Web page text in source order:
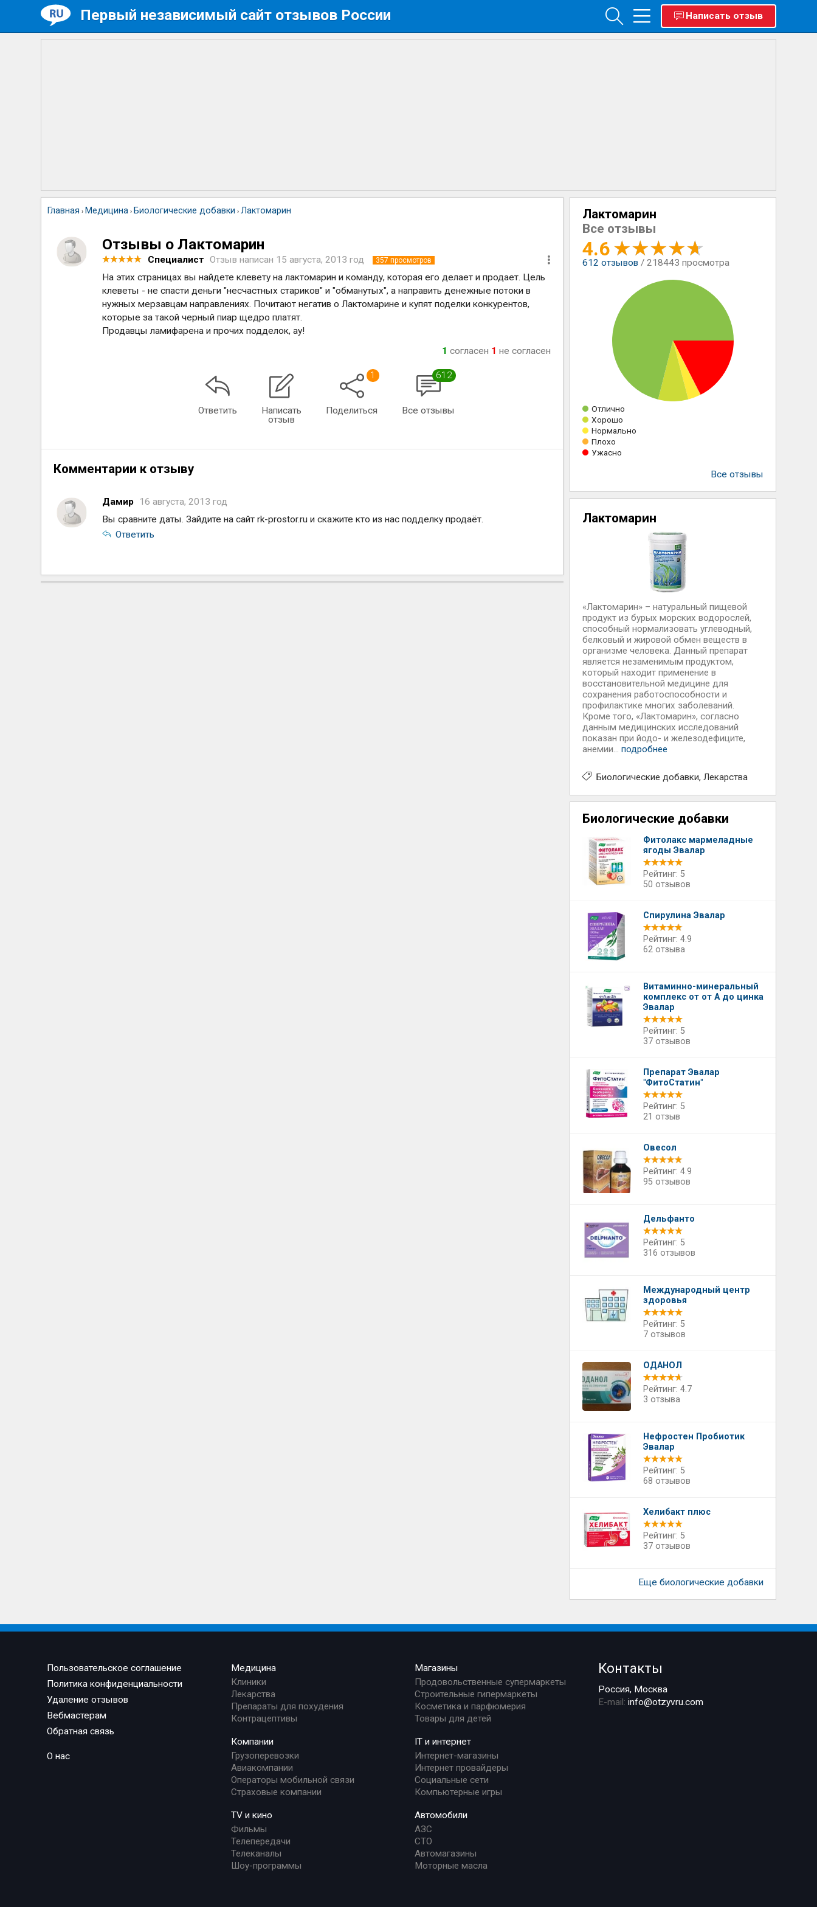
Первый независимый сайт отзывов России Написать отзыв
Главная › Медицина › Биологические добавки ›Лактомарин
Отзывы о Лактомарин
Специалист Отзыв написан 15 августа, 2013 год 357 просмотров
На этих страницах вы найдете клевету на лактомарин и команду, которая его делает и продает. Цель
клеветы - не спасти деньги "несчастных стариков" и "обманутых", а направить денежные потоки в
нужных мерзавцам направлениях. Почитают негатив о Лактомарине и купят поделки конкурентов,
которые за такой черный пиар щедро платят.
Продавцы ламифарена и прочих подделок, ау!
1 согласен 1 не согласен
Ответить
Написать
отзыв
1
Поделиться
612
Все отзывы
Комментарии к отзыву
Дамир
16 августа, 2013 год
Вы сравните даты. Зайдите на сайт rk-prostor.ru и скажите кто из нас подделку продаёт.
Ответить
Лактомарин
Все отзывы
4.6
612 отзывов / 218443 просмотра
Отлично
Хорошо
Нормально
Плохо
Ужасно
Все отзывы
Лактомарин
«Лактомарин» – натуральный пищевой
продукт из бурых морских водорослей,
способный нормализовать углеводный,
белковый и жировой обмен веществ в
организме человека. Данный препарат
является незаменимым продуктом,
который находит применение в
восстановительной медицине для
сохранения работоспособности и
профилактике многих заболеваний.
Кроме того, «Лактомарин», согласно
данным медицинских исследований
показан при йодо- и железодефиците,
анемии... подробнее
Биологические добавки Лекарства
Биологические добавки
Фитолакс мармеладные
ягоды Эвалар
Рейтинг: 5
50 отзывов
Спирулина Эвалар
Рейтинг: 4.9
62 отзыва
Витаминно-минеральный
комплекс от от А до цинка
Эвалар
Рейтинг: 5
37 отзывов
Препарат Эвалар
"ФитоСтатин"
Рейтинг: 5
21 отзыв
Овесол
Рейтинг: 4.9
95 отзывов
Дельфанто
Рейтинг: 5
316 отзывов
Международный центр
здоровья
Рейтинг: 5
7 отзывов
ОДАНОЛ
Рейтинг: 4.7
3 отзыва
Нефростен Пробиотик
Эвалар
Рейтинг: 5
68 отзывов
Хелибакт плюс
Рейтинг: 5
37 отзывов
Еще биологические добавки
Пользовательское соглашение
Политика конфиденциальности
Удаление отзывов
Вебмастерам
Обратная связь
О нас
Медицина
Клиники
Лекарства
Препараты для похудения
Контрацептивы
Компании
Грузоперевозки
Авиакомпании
Операторы мобильной связи
Страховые компании
TV и кино
Фильмы
Телепередачи
Телеканалы
Шоу-программы
Магазины
Продовольственные супермаркеты
Строительные гипермаркеты
Косметика и парфюмерия
Товары для детей
IT и интернет
Интернет-магазины
Интернет провайдеры
Социальные сети
Компьютерные игры
Автомобили
АЗС
СТО
Автомагазины
Моторные масла
Контакты
Россия, Москва
E-mail:info@otzyvru.com